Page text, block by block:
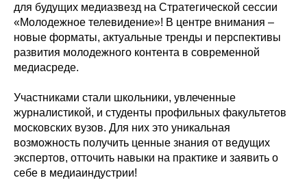
для будущих медиазвезд на Стратегической сессии
«Молодежное телевидение»! В центре внимания –
новые форматы, актуальные тренды и перспективы
развития молодежного контента в современной
медиасреде.
Участниками стали школьники, увлеченные
журналистикой, и студенты профильных факультетов
московских вузов. Для них это уникальная
возможность получить ценные знания от ведущих
экспертов, отточить навыки на практике и заявить о
себе в медиаиндустрии!